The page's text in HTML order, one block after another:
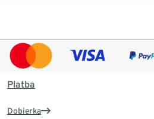
Platba
Dobierka